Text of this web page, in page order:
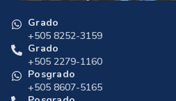
Grado
+505 8252-3159
Grado
+505 2279-1160
Posgrado
+505 8607-5165